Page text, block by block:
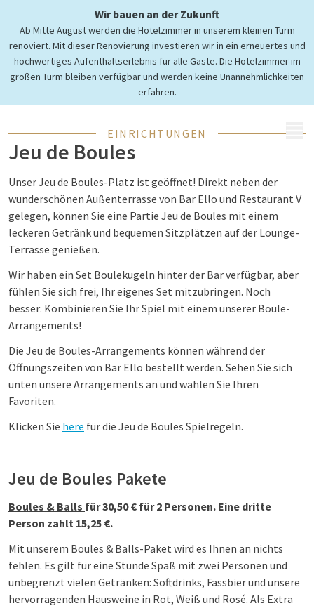
Wir bauen an der Zukunft
Ab Mitte August werden die Hotelzimmer in unserem kleinen Turm
renoviert. Mit dieser Renovierung investieren wir in ein erneuertes und
hochwertiges Aufenthaltserlebnis für alle Gäste. Die Hotelzimmer im
großen Turm bleiben verfügbar und werden keine Unannehmlichkeiten
erfahren.
Spielen Sie eine gemütliche
Partie
Jeu de Boules
EINRICHTUNGEN
Jeu de Boules
Unser Jeu de Boules-Platz ist geöffnet! Direkt neben der
wunderschönen Außenterrasse von Bar Ello und Restaurant V
gelegen, können Sie eine Partie Jeu de Boules mit einem
leckeren Getränk und bequemen Sitzplätzen auf der Lounge-
Terrasse genießen.
Wir haben ein Set Boulekugeln hinter der Bar verfügbar, aber
fühlen Sie sich frei, Ihr eigenes Set mitzubringen. Noch
besser: Kombinieren Sie Ihr Spiel mit einem unserer Boule-
Arrangements!
Die Jeu de Boules-Arrangements können während der
Öffnungszeiten von Bar Ello bestellt werden. Sehen Sie sich
unten unsere Arrangements an und wählen Sie Ihren
Favoriten.
Klicken Sie here für die Jeu de Boules Spielregeln.
Jeu de Boules Pakete
Boules & Balls für 30,50 € für 2 Personen. Eine dritte
Person zahlt 15,25 €.
Mit unserem Boules & Balls-Paket wird es Ihnen an nichts
fehlen. Es gilt für eine Stunde Spaß mit zwei Personen und
unbegrenzt vielen Getränken: Softdrinks, Fassbier und unsere
hervorragenden Hausweine in Rot, Weiß und Rosé. Als Extra